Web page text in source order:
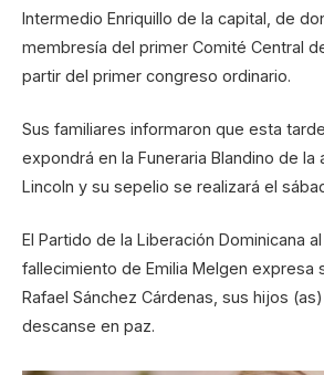
Intermedio Enriquillo de la capital, de
membresía del primer Comité Central
partir del primer congreso ordinario.
Sus familiares informaron que esta
expondrá en la Funeraria Blandino de la
Lincoln y su sepelio se realizará el
El Partido de la Liberación Dominicana
fallecimiento de Emilia Melgen expresa
Rafael Sánchez Cárdenas, sus hijos
descanse en paz.